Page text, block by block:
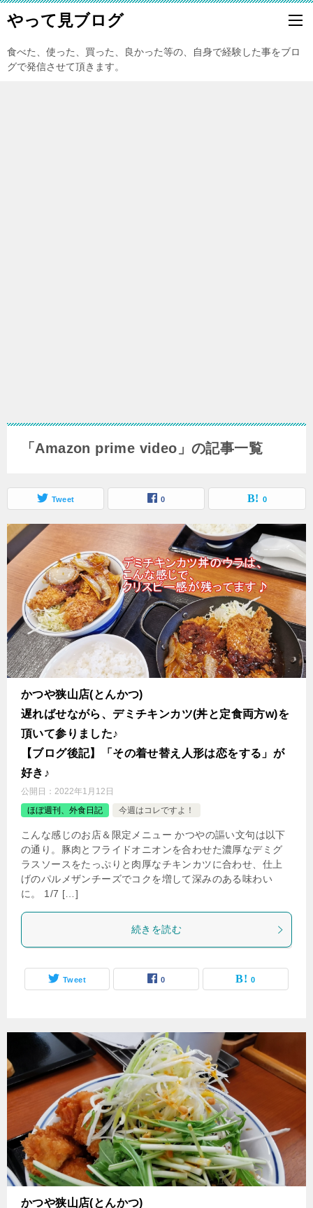
やって見ブログ
食べた、使った、買った、良かった等の、自身で経験した事をブロ
グで発信させて頂きます。
「Amazon prime video」の記事一覧
Tweet 0 0
かつや狭山店(とんかつ)
遅ればせながら、デミチキンカツ(丼と定食両方w)を
頂いて参りました♪
【ブログ後記】「その着せ替え人形は恋をする」が
好き♪
公開日： 2022年1月12日
ほぼ週刊、外食日記
今週はコレですよ！
こんな感じのお店＆限定メニュー かつやの謳い文句は以下
の通り。豚肉とフライドオニオンを合わせた濃厚なデミグ
ラスソースをたっぷりと肉厚なチキンカツに合わせ、仕上
げのパルメザンチーズでコクを増して深みのある味わい
に。 1/7 […]
続きを読む
Tweet 0 0
かつや狭山店(とんかつ)